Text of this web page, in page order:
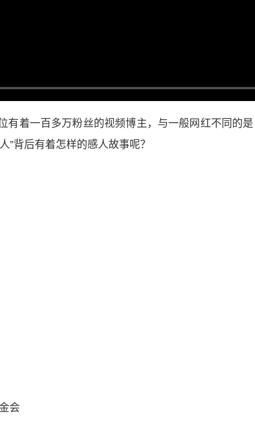
着一百多万粉丝的视频博主，与一般网红不同的是
”背后有着怎样的感人故事呢？
会